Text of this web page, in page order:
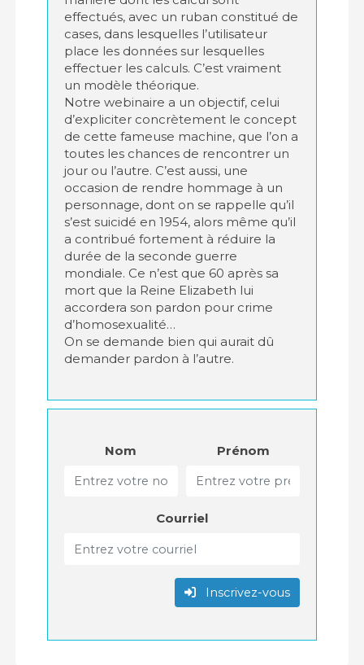
effectués, avec un ruban constitué de
cases, dans lesquelles l’utilisateur
place les données sur lesquelles
effectuer les calculs. C’est vraiment
un modèle théorique.
Notre webinaire a un objectif, celui
d’expliciter concrètement le concept
de cette fameuse machine, que l’on a
toutes les chances de rencontrer un
jour ou l’autre. C’est aussi, une
occasion de rendre hommage à un
personnage, dont on se rappelle qu’il
s’est suicidé en 1954, alors même qu’il
a contribué fortement à réduire la
durée de la seconde guerre
mondiale. Ce n’est que 60 après sa
mort que la Reine Elizabeth lui
accordera son pardon pour crime
d’homosexualité…
On se demande bien qui aurait dû
demander pardon à l’autre.
Nom Prénom
Courriel
Inscrivez-vous